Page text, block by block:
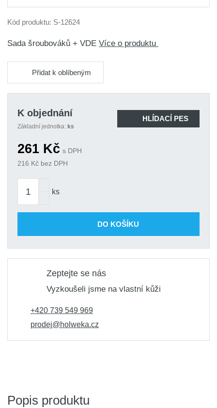
Kód produktu: S-12624
Sada šroubováků + VDE Více o produktu
Přidat k oblíbeným
K objednání
Základní jednotka: ks
HLÍDACÍ PES
261 Kč s DPH
216 Kč bez DPH
ks
DO KOŠÍKU
Zeptejte se nás
Vyzkoušeli jsme na vlastní kůži
+420 739 549 969
prodej@holweka.cz
Popis produktu